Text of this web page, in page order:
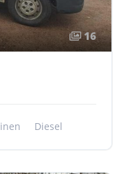
16
Diesel